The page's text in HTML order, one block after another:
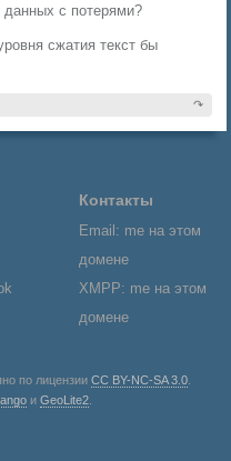
данных с потерями?
сжатия текст бы
↷
Контакты
Email: me на этом
домене
XMPP: me на этом
домене
по лицензииCC BY-NC-SA 3.0
иGeoLite2